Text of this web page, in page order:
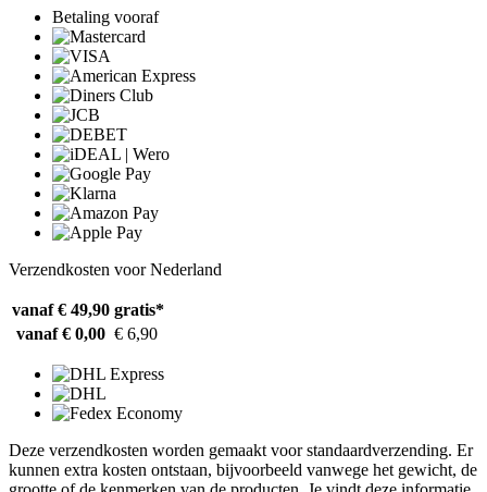
Betaling vooraf
Verzendkosten voor Nederland
vanaf € 49,90 gratis*
vanaf € 0,00 € 6,90
Deze verzendkosten worden gemaakt voor standaardverzending. Er
kunnen extra kosten ontstaan, bijvoorbeeld vanwege het gewicht, de